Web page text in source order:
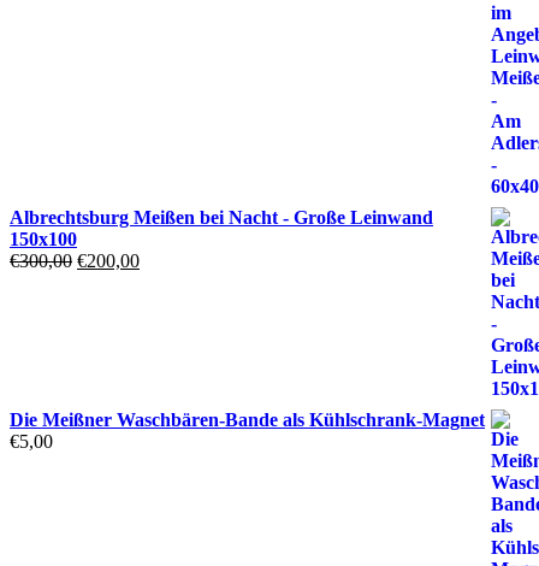
Albrechtsburg Meißen bei Nacht - Große Leinwand
150x100
€300,00 Ursprünglicher
€200,00Aktueller
Die Meißner Waschbären-Bande als Kühlschrank-Magnet
€5,00